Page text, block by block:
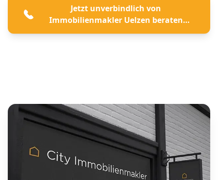
Jetzt unverbindlich von
Immobilienmakler Uelzen beraten
lassen